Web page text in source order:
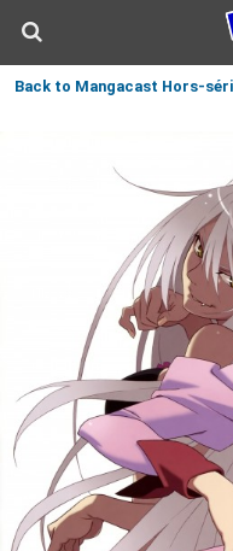
Back to Mangacast Hors-